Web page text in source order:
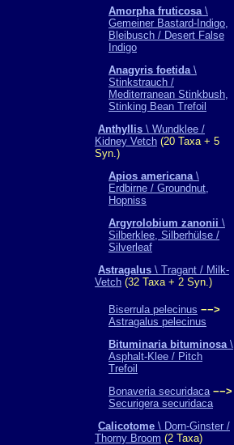
Amorpha fruticosa\
Gemeiner Bastard-Indigo,
Bleibusch / Desert False
Indigo
Anagyris foetida\
Stinkstrauch /
Mediterranean Stinkbush,
Stinking Bean Trefoil
Anthyllis \ Wundklee /
Kidney Vetch (20 Taxa + 5
Syn.)
Apios americana\
Erdbirne / Groundnut,
Hopniss
Argyrolobium zanonii \
Silberklee, Silberhülse /
Silverleaf
Astragalus \ Tragant / Milk-
Vetch (32 Taxa + 2 Syn.)
Biserrula pelecinus −−>
Astragalus pelecinus
Bituminaria bituminosa\
Asphalt-Klee / Pitch
Trefoil
Bonaveria securidaca −−>
Securigera securidaca
Calicotome \ Dorn-Ginster /
Thorny Broom (2 Taxa)